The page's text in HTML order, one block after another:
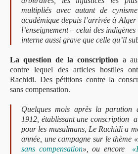
multipliés avec autant de
académique depuis l’arrivée à
l’enseignement – celui des
interne aussi grave que celle qu’il
La question de la conscription a
contre lequel des articles hostiles
Rachidi. Des pétitions contre la
sans compensation.
Quelques mois après la
1912, établissant une conscription
pour les musulmans, Le Rachidi a
année, une campagne sur le thème «
sans compensation», ou encore